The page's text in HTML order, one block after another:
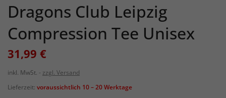
Dragons Club Leipzig
Compression Tee Unisex
31,99 €
inkl. MwSt.
zzgl. Versand
Lieferzeit: voraussichtlich 10 – 20 Werktage